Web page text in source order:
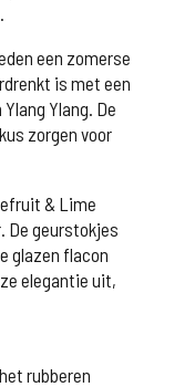
een zomerse
is met een
Ylang. De
zorgen voor
& Lime
De geurstokjes
glazen flacon
elegantie uit,
rubberen